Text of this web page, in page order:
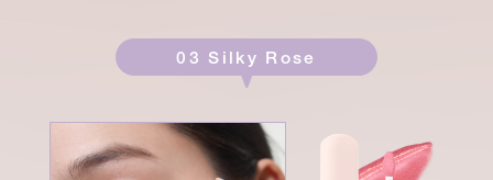
03 Silky Rose